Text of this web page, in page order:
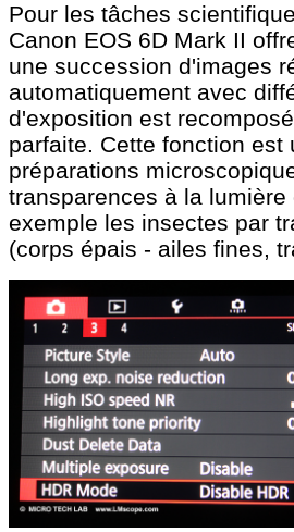
Pour les tâches
Canon EOS 6D Mark II
une succession d'images
automatiquement avec
d'exposition est
parfaite. Cette fonction est
préparations
transparences à la
exemple les insectes par
(corps épais - ailes fines,